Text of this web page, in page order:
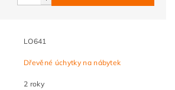
LO641
Dřevěné úchytky na nábytek
2 roky